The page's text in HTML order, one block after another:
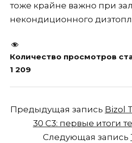
тоже крайне важно при
некондиционного
Количество просмотров
1 209
Предыдущая запись Bizol
30 C3: первые итоги
Следующая запись